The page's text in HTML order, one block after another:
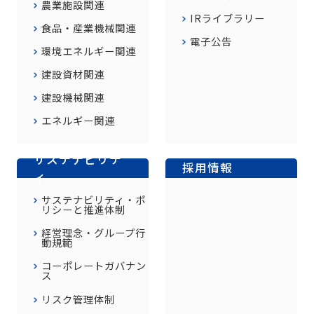
農業施設関連
食品・産業機械関連
環境エネルギー関連
建設資材関連
建設機械関連
エネルギー関連
IRライブラリー
電子公告
サステナビリテ
ィ
サステナビリティ・ポ
リシーと推進体制
経営理念・グループ行
動規範
コーポレートガバナン
ス
リスク管理体制
採用情報